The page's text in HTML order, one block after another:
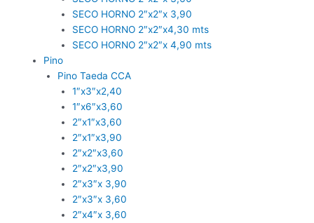
SECO HORNO 2″x2″x 3,90
SECO HORNO 2″x2″x4,30 mts
SECO HORNO 2″x2″x 4,90 mts
Pino
Pino Taeda CCA
1″x3″x2,40
1″x6″x3,60
2″x1″x3,60
2″x1″x3,90
2″x2″x3,60
2″x2″x3,90
2″x3″x 3,90
2″x3″x 3,60
2″x4″x 3,60